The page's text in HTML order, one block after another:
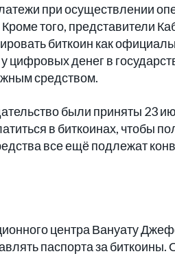
при осуществлении
того, представители
биткоин как
цифровых денег в
средством.
были приняты 23
в биткоинах, чтобы
все ещё подлежат
центра Вануату
паспорта за